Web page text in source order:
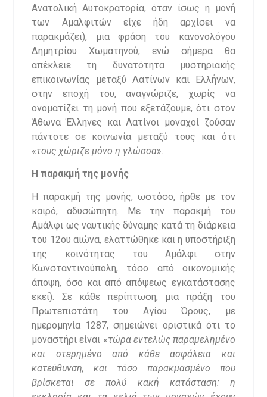
Ανατολική Αυτοκρατορία, όταν ίσως η μονή
των Αμαλφιτών είχε ήδη αρχίσει να
παρακμάζει), μια φράση του κανονολόγου
Δημητρίου Χωματηνού, ενώ σήμερα θα
απέκλειε τη δυνατότητα μυστηριακής
επικοινωνίας μεταξύ Λατίνων και Ελλήνων,
στην εποχή του, αναγνώριζε, χωρίς να
ονοματίζει τη μονή που εξετάζουμε, ότι στον
Άθωνα Έλληνες και Λατίνοι μοναχοί ζούσαν
πάντοτε σε κοινωνία μεταξύ τους και ότι
«τους χώριζε μόνο η γλώσσα».
Η παρακμή της μονής
Η παρακμή της μονής, ωστόσο, ήρθε με τον
καιρό, αδυσώπητη. Με την παρακμή του
Αμάλφι ως ναυτικής δύναμης κατά τη διάρκεια
του 12ου αιώνα, ελαττώθηκε και η υποστήριξη
της κοινότητας του Αμάλφι στην
Κωνσταντινούπολη, τόσο από οικονομικής
άποψη, όσο και από απόψεως εγκατάστασης
εκεί). Σε κάθε περίπτωση, μια πράξη του
Πρωτεπιστάτη του Αγίου Όρους, με
ημερομηνία 1287, σημειώνει οριστικά ότι το
μοναστήρι είναι «τώρα εντελώς παραμελημένο
και στερημένο από κάθε ασφάλεια και
κατεύθυνση, και τόσο παρακμασμένο που
βρίσκεται σε πολύ κακή κατάσταση: η